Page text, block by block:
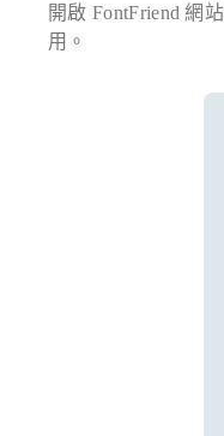
開啟 FontFriend 網
用。